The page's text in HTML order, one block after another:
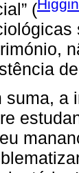
(
suma, a